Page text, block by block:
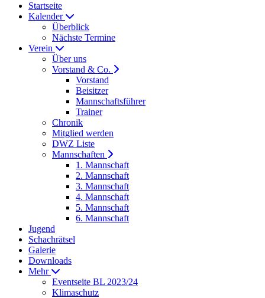
Startseite
Kalender
Überblick
Nächste Termine
Verein
Über uns
Vorstand & Co.
Vorstand
Beisitzer
Mannschaftsführer
Trainer
Chronik
Mitglied werden
DWZ Liste
Mannschaften
1. Mannschaft
2. Mannschaft
3. Mannschaft
4. Mannschaft
5. Mannschaft
6. Mannschaft
Jugend
Schachrätsel
Galerie
Downloads
Mehr
Eventseite BL 2023/24
Klimaschutz